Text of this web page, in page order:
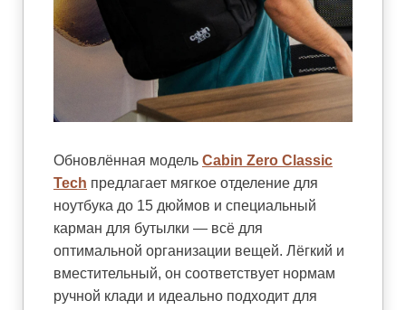
Обновлённая модель Cabin Zero Classic
Tech предлагает мягкое отделение для
ноутбука до 15 дюймов и специальный
карман для бутылки — всё для
оптимальной организации вещей. Лёгкий и
вместительный, он соответствует нормам
ручной клади и идеально подходит для